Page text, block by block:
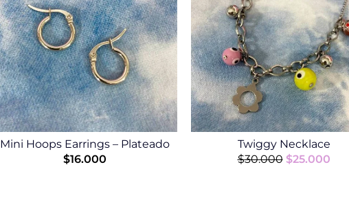
Mini Hoops Earrings – Plateado
$16.000
Twiggy Necklace
$30.000 $25.000